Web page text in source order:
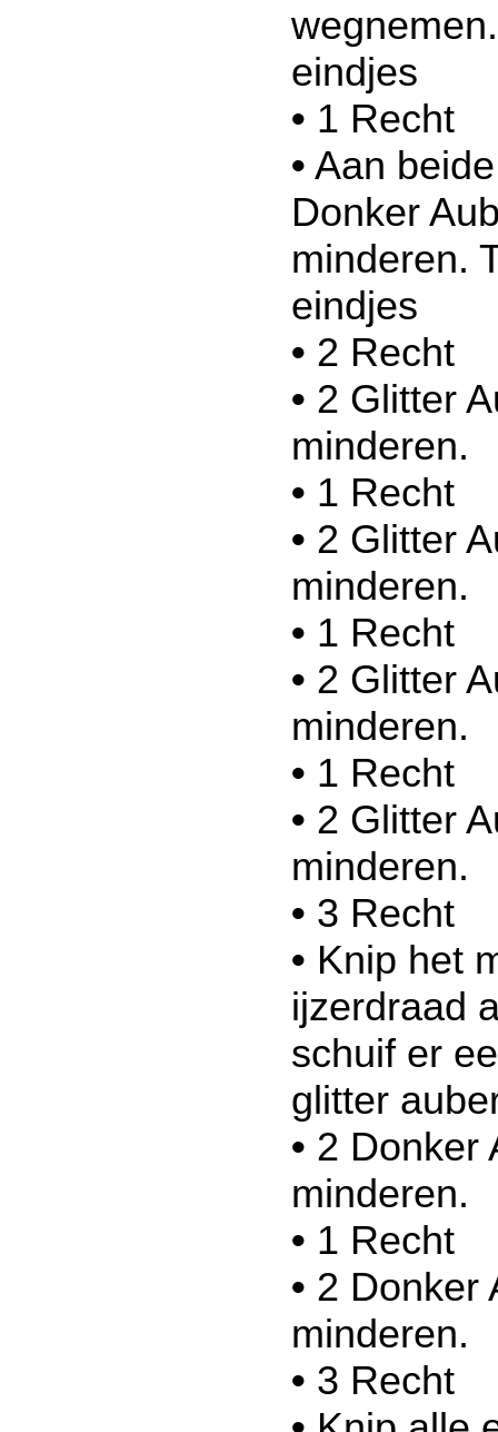
eindjes
• 1 Recht
• Aan
Donker
minderen.
eindjes
• 2 Recht
• 2 Glitter
minderen.
• 1 Recht
• 2 Glitter
minderen.
• 1 Recht
• 2 Glitter
minderen.
• 1 Recht
• 2 Glitter
minderen.
• 3 Recht
• Knip het
ijzerdraad
schuif er
glitter
• 2 Donker
minderen.
• 1 Recht
• 2 Donker
minderen.
• 3 Recht